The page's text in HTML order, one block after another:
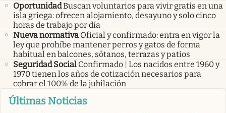
OportunidadBuscan voluntarios para vivir gratis en una
isla griega: ofrecen alojamiento, desayuno y solo cinco
horas de trabajo por día
Nueva normativa Oficial y confirmado: entra en vigor la
ley que prohíbe mantener perros y gatos de forma
habitual en balcones, sótanos, terrazas y patios
Seguridad Social Confirmado | Los nacidos entre 1960 y
1970 tienen los años de cotización necesarios para
cobrar el 100% de la jubilación
Últimas Noticias